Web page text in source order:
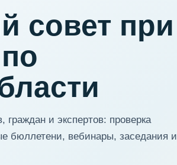
совет при
и экспертов: проверка
бюллетени, вебинары, заседания и